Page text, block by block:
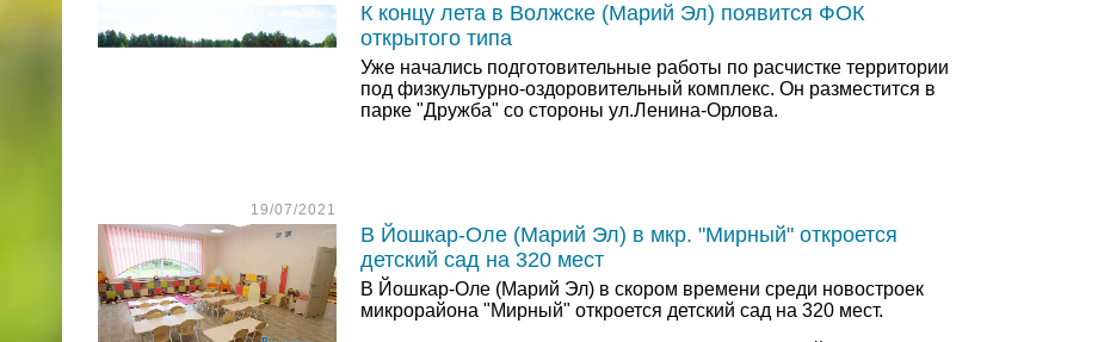
К концу лета в Волжске (Марий Эл) появится ФОК
открытого типа
Уже начались подготовительные работы по расчистке территории
под физкультурно-оздоровительный комплекс. Он разместится в
парке "Дружба" со стороны ул.Ленина-Орлова.
19/07/2021
В Йошкар-Оле (Марий Эл) в мкр. "Мирный" откроется
детский сад на 320 мест
В Йошкар-Оле (Марий Эл) в скором времени среди новостроек
микрорайона "Мирный" откроется детский сад на 320 мест.